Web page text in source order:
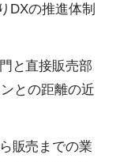
DXの推進体制
と直接販売部
との距離の近
販売までの業